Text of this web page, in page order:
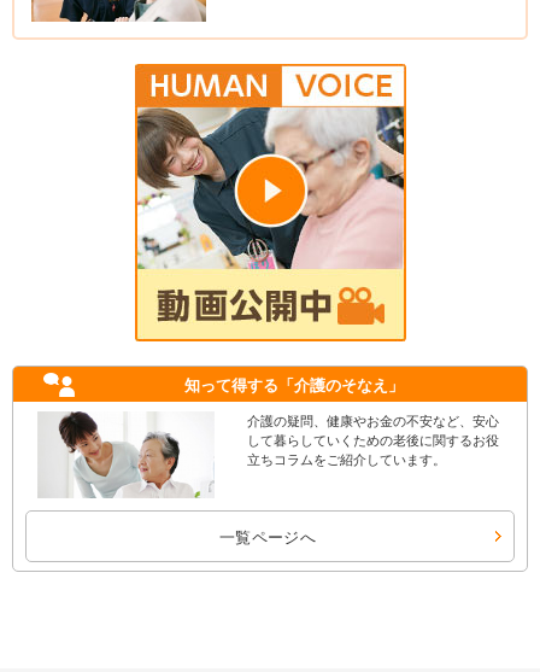
知って得する 「介護のそなえ」
介護の疑問、健康やお金の不安など、安心
して暮らしていくための老後に関するお役
立ちコラムをご紹介しています。
一覧ページへ